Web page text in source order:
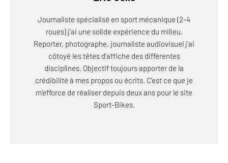
Journaliste spécialisé en sport mécanique (2-4
roues) j'ai une solide expérience du milieu.
Reporter, photographe, journaliste audiovisuel j'ai
côtoyé les têtes d’affiche des différentes
disciplines. Objectif toujours apporter de la
crédibilité à mes propos ou écrits. C’est ce que je
m'efforce de réaliser depuis deux ans pour le site
Sport-Bikes.